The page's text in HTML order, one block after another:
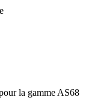
la gamme AS68